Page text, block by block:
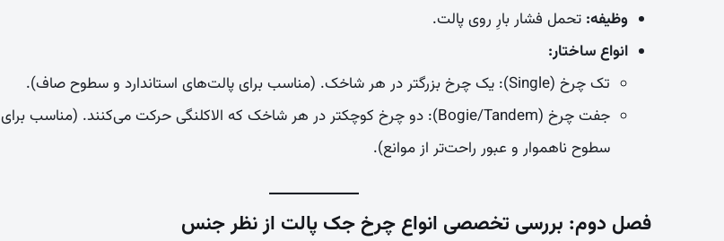
وظیفه: تحمل فشار بارِ روی پالت.
انواع ساختار:
تک چرخ (Single):
یک چرخ بزرگتر در هر شاخک. (مناسب برای پالت‌های استاندارد و سطوح صاف).
جفت چرخ (Bogie/Tandem):
دو چرخ کوچکتر در هر شاخک که الاکلنگی حرکت می‌کنند. (مناسب برای
سطوح ناهموار و عبور راحت‌تر از موانع).
فصل دوم: بررسی تخصصی انواع چرخ جک پالت از نظر جنس